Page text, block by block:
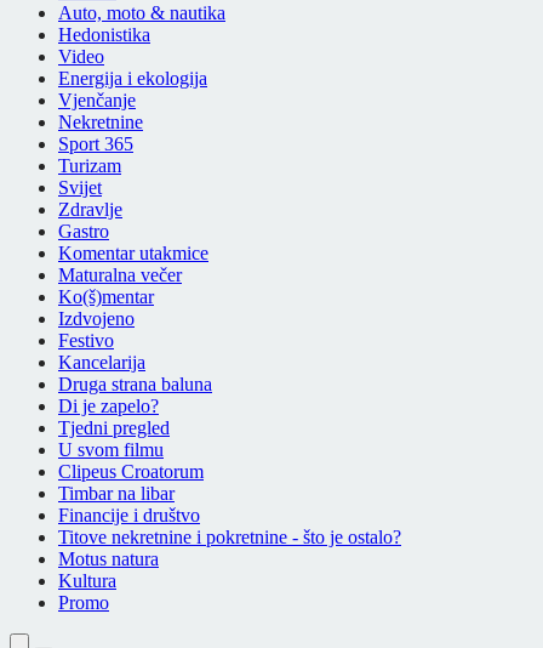
Auto, moto & nautika
Hedonistika
Video
Energija i ekologija
Vjenčanje
Nekretnine
Sport 365
Turizam
Svijet
Zdravlje
Gastro
Komentar utakmice
Maturalna večer
Ko(š)mentar
Izdvojeno
Festivo
Kancelarija
Druga strana baluna
Di je zapelo?
Tjedni pregled
U svom filmu
Clipeus Croatorum
Timbar na libar
Financije i društvo
Titove nekretnine i pokretnine - što je ostalo?
Motus natura
Kultura
Promo